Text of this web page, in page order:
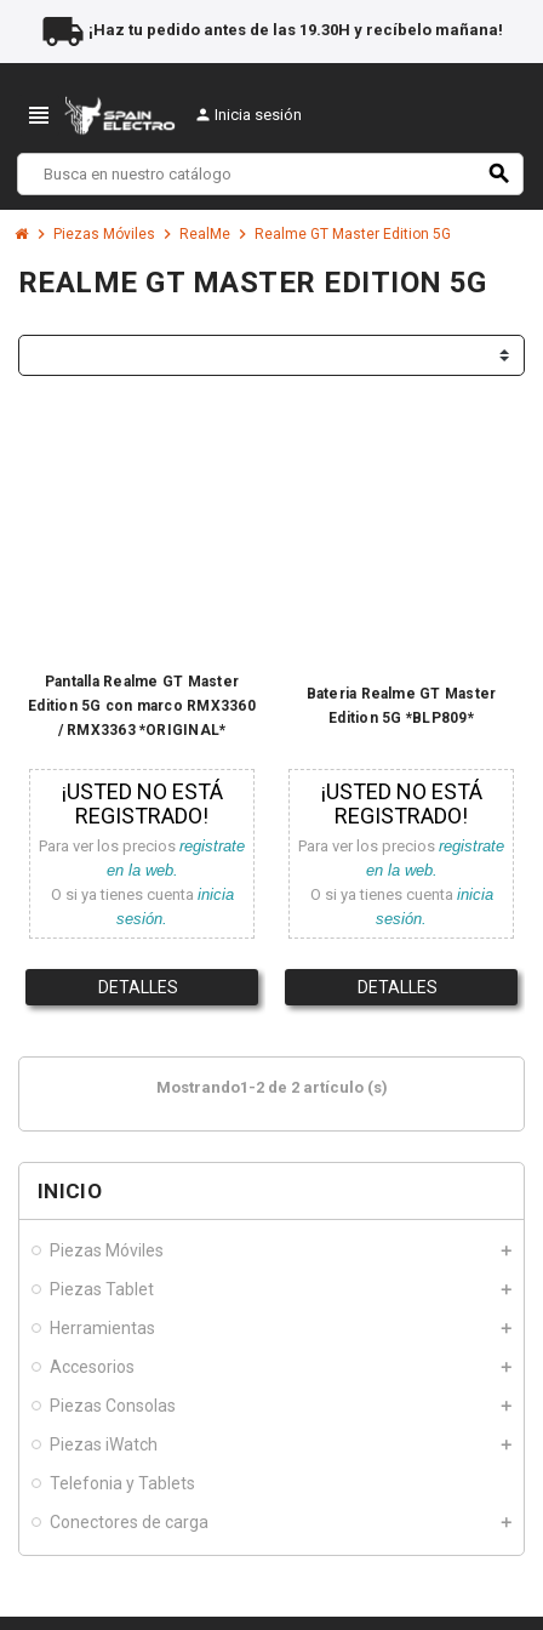
local_shipping ¡Haz tu pedido antes de las 19.30H y recíbelo mañana!
view_headline person Inicia sesión
search
chevron_right Piezas Móviles chevron_right RealMe chevron_right Realme GT Master Edition 5G
INICIO
Piezas Móviles
Piezas Tablet
Herramientas
Accesorios
Piezas Consolas
Piezas iWatch
Telefonia y Tablets
Conectores de carga
REALME GT MASTER EDITION 5G
Pantalla Realme GT Master
Edition 5G con marco RMX3360
/ RMX3363 *ORIGINAL*
¡USTED NO ESTÁ
REGISTRADO!
Para ver los precios registrate
en la web.
O si ya tienes cuenta inicia
sesión.
DETALLES
Bateria Realme GT Master
Edition 5G *BLP809*
¡USTED NO ESTÁ
REGISTRADO!
Para ver los precios registrate
en la web.
O si ya tienes cuenta inicia
sesión.
DETALLES
Mostrando1-2 de 2 artículo (s)